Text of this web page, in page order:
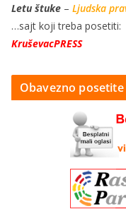
Letu štuke – Ljudska
…sajt koji treba posetiti:
KruševacPRESS
Obavezno posetite